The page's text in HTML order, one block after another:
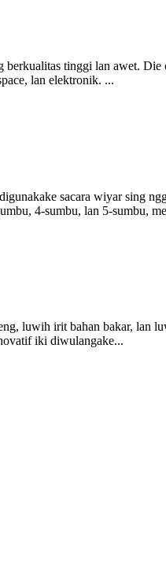
tinggi lan awet.
lan elektronik. ...
sacara wiyar sing
4-sumbu, lan 5-sumbu,
luwih irit bahan bakar, lan
iki diwulangake...